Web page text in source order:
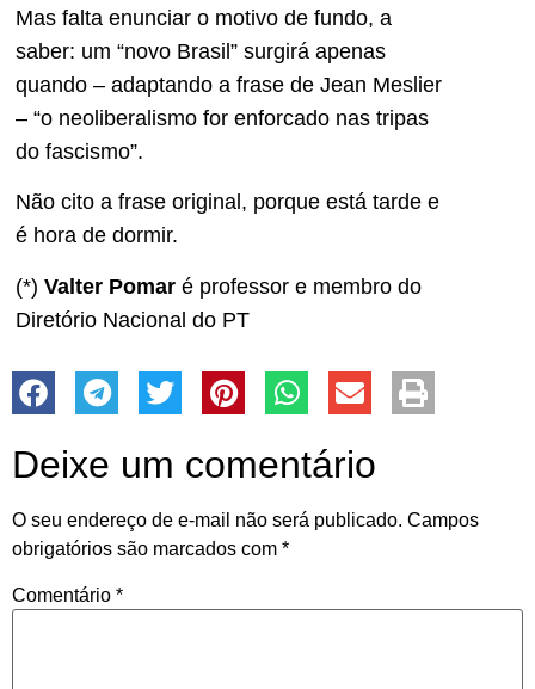
Mas falta enunciar o motivo de fundo, a
saber: um “novo Brasil” surgirá apenas
quando – adaptando a frase de Jean Meslier
– “o neoliberalismo for enforcado nas tripas
do fascismo”.
Não cito a frase original, porque está tarde e
é hora de dormir.
(*) Valter Pomar é professor e membro do
Diretório Nacional do PT
Deixe um comentário
O seu endereço de e-mail não será publicado. Campos
obrigatórios são marcados com *
Comentário *